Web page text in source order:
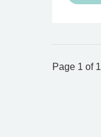
Page 1 of 1